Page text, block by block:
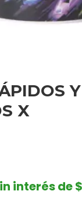
Y
X
interés de